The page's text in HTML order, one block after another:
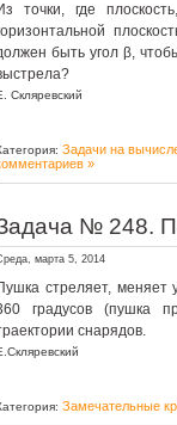
точки, где
быть угол β,
Скляревский
Задачи на
»
№ 248.
марта 5, 2014
стреляет, меняет
градусов (пушка
снарядов.
Замечательные